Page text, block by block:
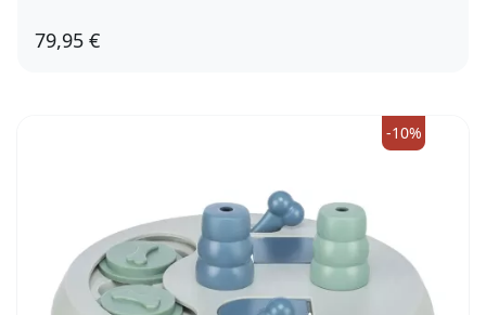
79,95 €
-10%